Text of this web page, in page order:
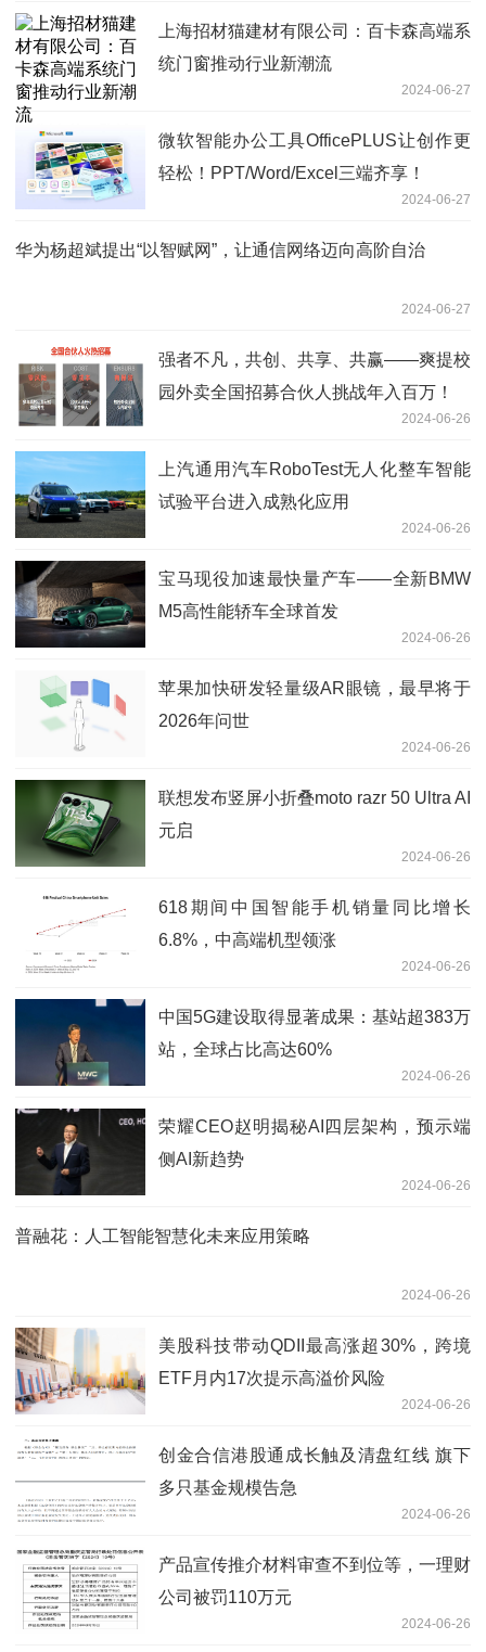
上海招材猫建材有限公司：百卡森高端系
统门窗推动行业新潮流
2024-06-27
微软智能办公工具OfficePLUS让创作更
轻松！PPT/Word/Excel三端齐享！
2024-06-27
华为杨超斌提出“以智赋网”，让通信网络迈向高阶自治
2024-06-27
强者不凡，共创、共享、共赢——爽提校
园外卖全国招募合伙人挑战年入百万！
2024-06-26
上汽通用汽车RoboTest无人化整车智能
试验平台进入成熟化应用
2024-06-26
宝马现役加速最快量产车——全新BMW
M5高性能轿车全球首发
2024-06-26
苹果加快研发轻量级AR眼镜，最早将于
2026年问世
2024-06-26
联想发布竖屏小折叠moto razr 50 Ultra AI
元启
2024-06-26
618期间中国智能手机销量同比增长
6.8%，中高端机型领涨
2024-06-26
中国5G建设取得显著成果：基站超383万
站，全球占比高达60%
2024-06-26
荣耀CEO赵明揭秘AI四层架构，预示端
侧AI新趋势
2024-06-26
普融花：人工智能智慧化未来应用策略
2024-06-26
美股科技带动QDII最高涨超30%，跨境
ETF月内17次提示高溢价风险
2024-06-26
创金合信港股通成长触及清盘红线 旗下
多只基金规模告急
2024-06-26
产品宣传推介材料审查不到位等，一理财
公司被罚110万元
2024-06-26